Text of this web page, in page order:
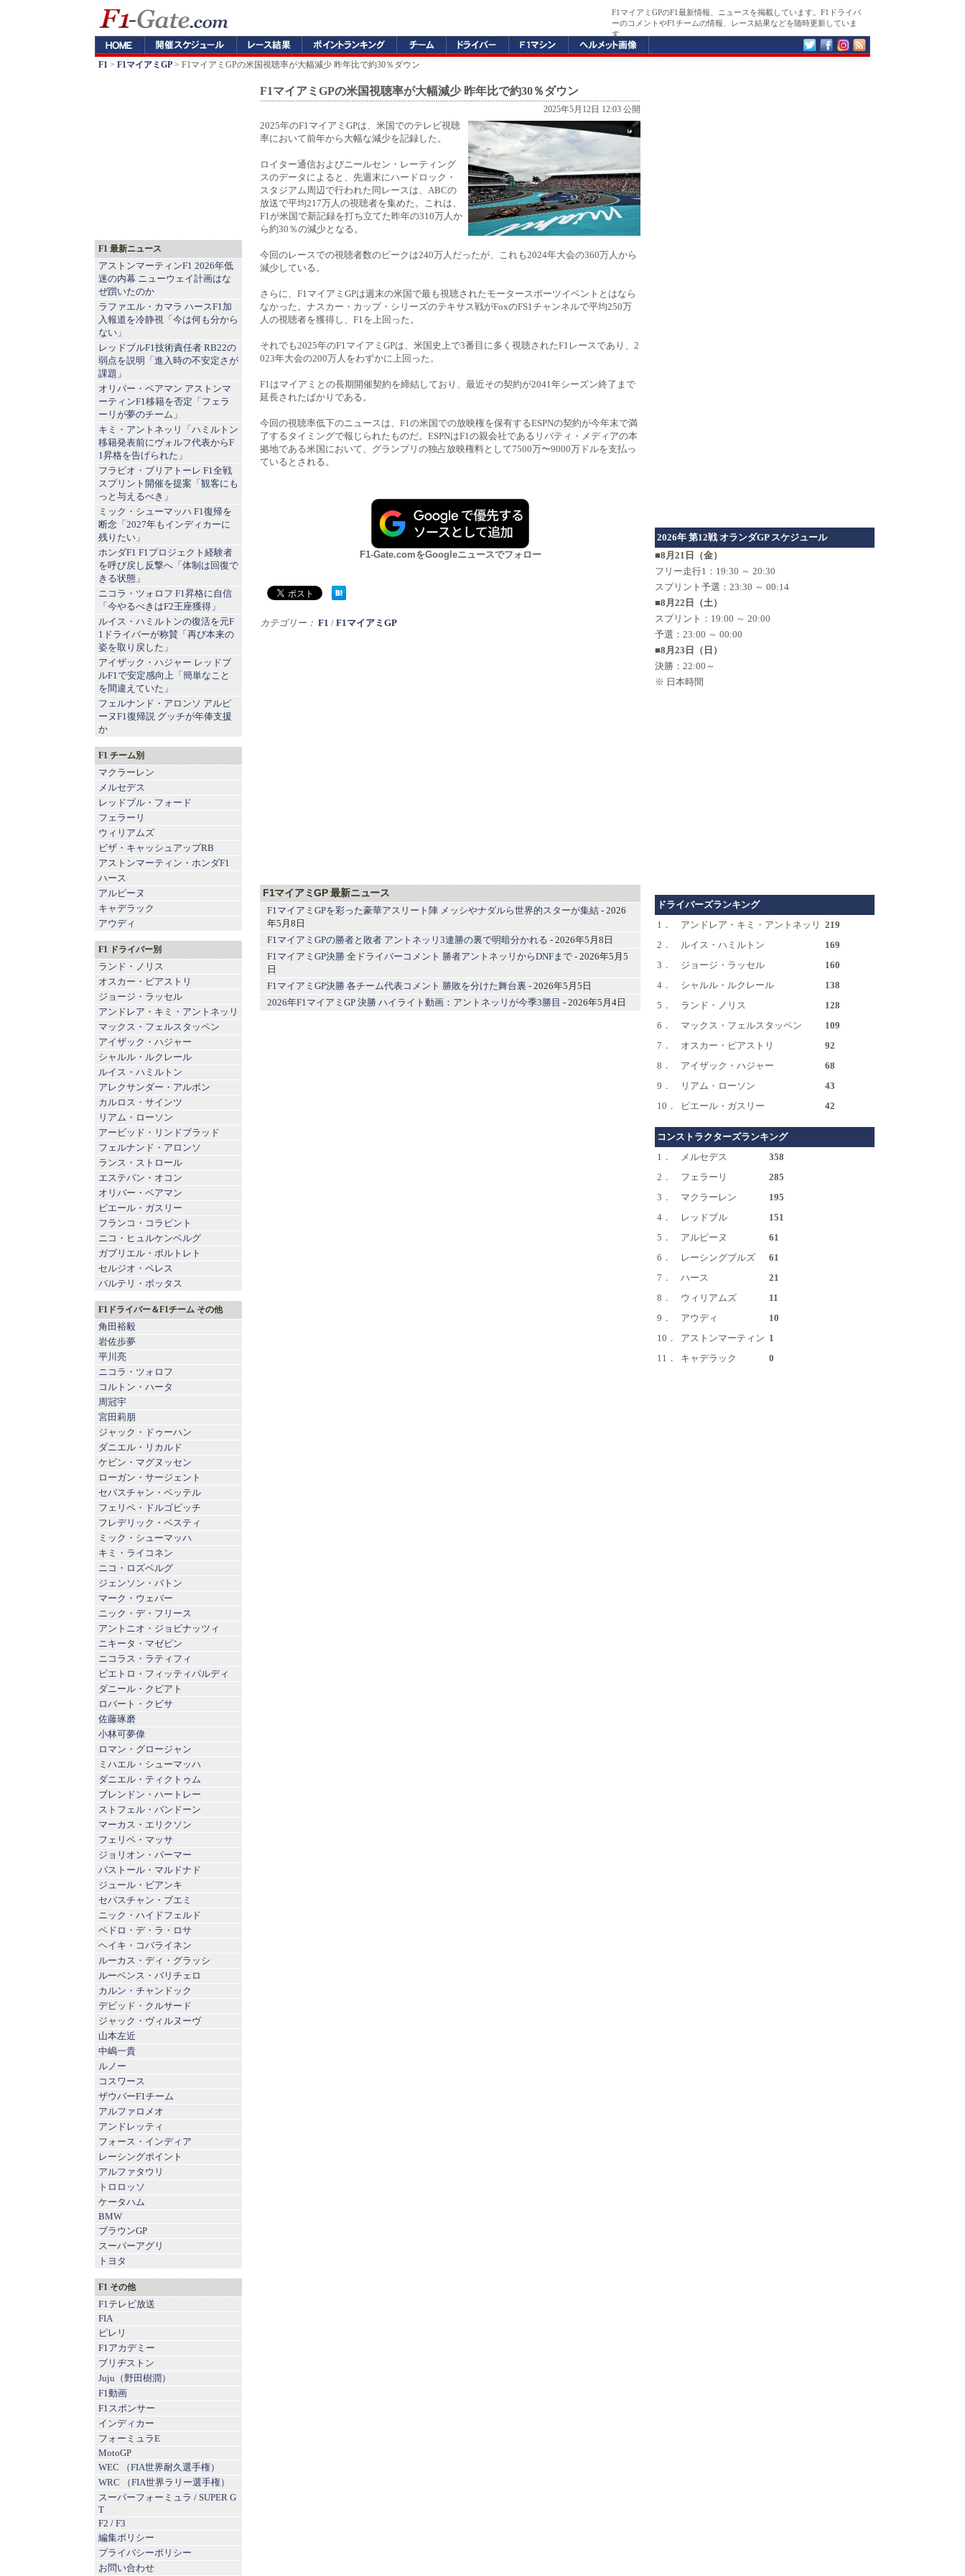
F1マイアミGPのF1最新情報、ニュースを掲載しています。F1ドライバ
ーのコメントやF1チームの情報、レース結果などを随時更新していま
す。
F1 > F1マイアミGP > F1マイアミGPの米国視聴率が大幅減少 昨年比で約30％ダウン
F1マイアミGPの米国視聴率が大幅減少 昨年比で約30％ダウン
2025年5月12日 12:03 公開
2025年のF1マイアミGPは、米国でのテレビ視聴
率において前年から大幅な減少を記録した。
ロイター通信およびニールセン・レーティング
スのデータによると、先週末にハードロック・
スタジアム周辺で行われた同レースは、ABCの
放送で平均217万人の視聴者を集めた。これは、
F1が米国で新記録を打ち立てた昨年の310万人か
ら約30％の減少となる。
今回のレースでの視聴者数のピークは240万人だったが、これも2024年大会の360万人から
減少している。
さらに、F1マイアミGPは週末の米国で最も視聴されたモータースポーツイベントとはなら
なかった。ナスカー・カップ・シリーズのテキサス戦がFoxのFS1チャンネルで平均250万
人の視聴者を獲得し、F1を上回った。
それでも2025年のF1マイアミGPは、米国史上で3番目に多く視聴されたF1レースであり、2
023年大会の200万人をわずかに上回った。
F1はマイアミとの長期開催契約を締結しており、最近その契約が2041年シーズン終了まで
延長されたばかりである。
今回の視聴率低下のニュースは、F1の米国での放映権を保有するESPNの契約が今年末で満
了するタイミングで報じられたものだ。ESPNはF1の親会社であるリバティ・メディアの本
拠地である米国において、グランプリの独占放映権料として7500万〜9000万ドルを支払っ
ているとされる。
F1-Gate.comをGoogleニュースでフォロー
カテゴリー： F1 / F1マイアミGP
F1マイアミGP 最新ニュース
F1マイアミGPを彩った豪華アスリート陣 メッシやナダルら世界的スターが集結 - 2026
年5月8日
F1マイアミGPの勝者と敗者 アントネッリ3連勝の裏で明暗分かれる - 2026年5月8日
F1マイアミGP決勝 全ドライバーコメント 勝者アントネッリからDNFまで - 2026年5月5
日
F1マイアミGP決勝 各チーム代表コメント 勝敗を分けた舞台裏 - 2026年5月5日
2026年F1マイアミGP 決勝 ハイライト動画：アントネッリが今季3勝目 - 2026年5月4日
F1 最新ニュース
アストンマーティンF1 2026年低
迷の内幕 ニューウェイ計画はな
ぜ躓いたのか
ラファエル・カマラ ハースF1加
入報道を冷静視「今は何も分から
ない」
レッドブルF1技術責任者 RB22の
弱点を説明「進入時の不安定さが
課題」
オリバー・ベアマン アストンマ
ーティンF1移籍を否定「フェラ
ーリが夢のチーム」
キミ・アントネッリ「ハミルトン
移籍発表前にヴォルフ代表からF
1昇格を告げられた」
フラビオ・ブリアトーレ F1全戦
スプリント開催を提案「観客にも
っと与えるべき」
ミック・シューマッハ F1復帰を
断念「2027年もインディカーに
残りたい」
ホンダF1 F1プロジェクト経験者
を呼び戻し反撃へ「体制は回復で
きる状態」
ニコラ・ツォロフ F1昇格に自信
「今やるべきはF2王座獲得」
ルイス・ハミルトンの復活を元F
1ドライバーが称賛「再び本来の
姿を取り戻した」
アイザック・ハジャー レッドブ
ルF1で安定感向上「簡単なこと
を間違えていた」
フェルナンド・アロンソ アルピ
ーヌF1復帰説 グッチが年俸支援
か
F1 チーム別
マクラーレン
メルセデス
レッドブル ・ フォード
フェラーリ
ウィリアムズ
ビザ・キャッシュアップRB
アストンマーティン ・ ホンダF1
ハース
アルピーヌ
キャデラック
アウディ
F1 ドライバー別
ランド・ノリス
オスカー・ピアストリ
ジョージ・ラッセル
アンドレア・キミ・アントネッリ
マックス・フェルスタッペン
アイザック・ハジャー
シャルル・ルクレール
ルイス・ハミルトン
アレクサンダー・アルボン
カルロス・サインツ
リアム・ローソン
アービッド・リンドブラッド
フェルナンド・アロンソ
ランス・ストロール
エステバン・オコン
オリバー・ベアマン
ピエール・ガスリー
フランコ・コラピント
ニコ・ヒュルケンベルグ
ガブリエル・ボルトレト
セルジオ・ペレス
バルテリ・ボッタス
F1ドライバー＆F1チーム その他
角田裕毅
岩佐歩夢
平川亮
ニコラ・ツォロフ
コルトン・ハータ
周冠宇
宮田莉朋
ジャック・ドゥーハン
ダニエル・リカルド
ケビン・マグヌッセン
ローガン・サージェント
セバスチャン・ベッテル
フェリペ・ドルゴビッチ
フレデリック・ベスティ
ミック・シューマッハ
キミ・ライコネン
ニコ・ロズベルグ
ジェンソン・バトン
マーク・ウェバー
ニック・デ・フリース
アントニオ・ジョビナッツィ
ニキータ・マゼピン
ニコラス・ラティフィ
ピエトロ・フィッティパルディ
ダニール・クビアト
ロバート・クビサ
佐藤琢磨
小林可夢偉
ロマン・グロージャン
ミハエル・シューマッハ
ダニエル・ティクトゥム
ブレンドン・ハートレー
ストフェル・バンドーン
マーカス・エリクソン
フェリペ・マッサ
ジョリオン・パーマー
パストール・マルドナド
ジュール・ビアンキ
セバスチャン・ブエミ
ニック・ハイドフェルド
ペドロ・デ・ラ・ロサ
ヘイキ・コバライネン
ルーカス・ディ・グラッシ
ルーベンス・バリチェロ
カルン・チャンドック
デビッド・クルサード
ジャック・ヴィルヌーヴ
山本左近
中嶋一貴
ルノー
コスワース
ザウバーF1チーム
アルファロメオ
アンドレッティ
フォース・インディア
レーシングポイント
アルファタウリ
トロロッソ
ケータハム
BMW
ブラウンGP
スーパーアグリ
トヨタ
F1 その他
F1テレビ放送
FIA
ピレリ
F1アカデミー
ブリヂストン
Juju（野田樹潤）
F1動画
F1スポンサー
インディカー
フォーミュラE
MotoGP
WEC （FIA世界耐久選手権）
WRC （FIA世界ラリー選手権）
スーパーフォーミュラ / SUPER G
T
F2 / F3
編集ポリシー
プライバシーポリシー
お問い合わせ
2026年 第12戦 オランダGP スケジュール
■8月21日（金）
フリー走行1：19:30 ～ 20:30
スプリント予選：23:30 ～ 00:14
■8月22日（土）
スプリント：19:00 ～ 20:00
予選：23:00 ～ 00:00
■8月23日（日）
決勝：22:00～
※ 日本時間
ドライバーズランキング
1．
アンドレア・キミ・アントネッリ 219
2．
ルイス・ハミルトン
169
3．
ジョージ・ラッセル
160
4．
シャルル・ルクレール
138
5．
ランド・ノリス
128
6．
マックス・フェルスタッペン
109
7．
オスカー・ピアストリ
92
8．
アイザック・ハジャー
68
9．
リアム・ローソン
43
10．
ピエール・ガスリー 42
コンストラクターズランキング
1．
メルセデス
358
2．
フェラーリ
285
3．
マクラーレン
195
4．
レッドブル
151
5．
アルピーヌ
61
6．
レーシングブルズ
61
7．
ハース
21
8．
ウィリアムズ
11
9．
アウディ
10
10．
アストンマーティン 1
11．
キャデラック 0